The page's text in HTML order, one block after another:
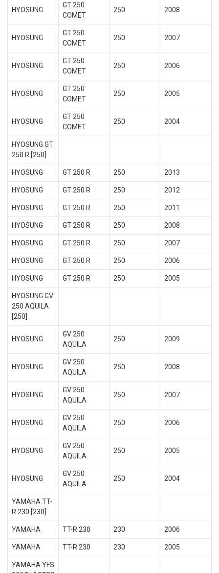
HYOSUNG
GT 250
COMET
250 2008
HYOSUNG
GT 250
COMET
250 2007
HYOSUNG
GT 250
COMET
250 2006
HYOSUNG
GT 250
COMET
250 2005
HYOSUNG
GT 250
COMET
250 2004
HYOSUNG GT
250 R [250]
HYOSUNG GT 250 R 250 2013
HYOSUNG GT 250 R 250 2012
HYOSUNG GT 250 R 250 2011
HYOSUNG GT 250 R 250 2008
HYOSUNG GT 250 R 250 2007
HYOSUNG GT 250 R 250 2006
HYOSUNG GT 250 R 250 2005
HYOSUNG GV
250 AQUILA
[250]
HYOSUNG
GV 250
AQUILA
250 2009
HYOSUNG
GV 250
AQUILA
250 2008
HYOSUNG
GV 250
AQUILA
250 2007
HYOSUNG
GV 250
AQUILA
250 2006
HYOSUNG
GV 250
AQUILA
250 2005
HYOSUNG
GV 250
AQUILA
250 2004
YAMAHA TT-
R 230 [230]
YAMAHA TT-R 230 230 2006
YAMAHA TT-R 230 230 2005
YAMAHA YFS